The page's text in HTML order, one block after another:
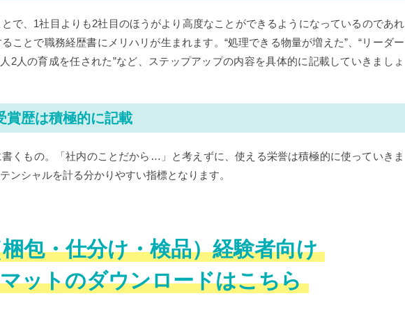
で、1社目よりも2社目のほうがより高度なことができるようになっているのであれ
ことで職務経歴書にメリハリが生まれます。“処理できる物量が増えた”、“リーダー
2人の育成を任された”など、ステップアップの内容を具体的に記載していきましょ
賞歴は積極的に記載
くもの。「社内のことだから…」と考えずに、使える栄誉は積極的に使っていきま
ンシャルを計る分かりやすい指標となります。
包・仕分け・検品）経験者向け
ットのダウンロードはこちら